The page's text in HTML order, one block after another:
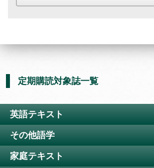
定期購読対象誌一覧
英語テキスト
ラジオ 小学生の基礎英語
4コママンガで楽しく英語に親しむ
その他語学
ラジオ まいにちドイツ語
家庭テキスト